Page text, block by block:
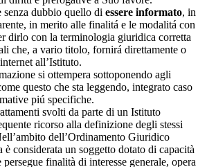
dubbio quello di essere informato, in
in merito alle finalitá e le modalitá con
dirlo con la terminologia giuridica corretta
che, a vario titolo, fornirá direttamente o
all’Istituto.
si ottempera sottoponendo agli
questo che sta leggendo, integrato caso
piú specifiche.
svolti da parte di un Istituto
ricorso alla definizione degli stessi
dell’Ordinamento Giuridico
considerata un soggetto dotato di capacità
finalità di interesse generale, opera